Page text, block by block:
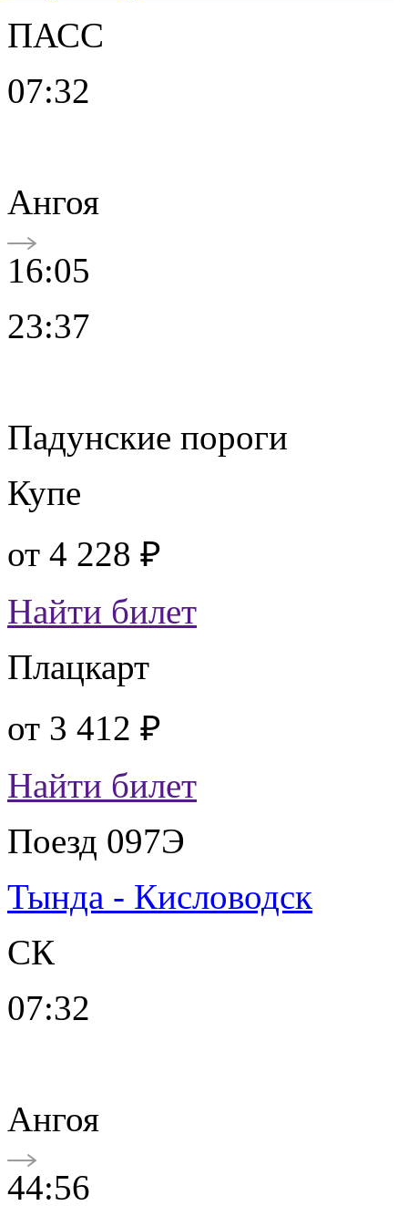
ПАСС
07:32
Ангоя
16:05
23:37
Падунские пороги
Купе
от 4 228 ₽
Найти билет
Плацкарт
от 3 412 ₽
Найти билет
Поезд 097Э
Тында - Кисловодск
СК
07:32
Ангоя
44:56